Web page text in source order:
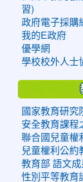
習)
政府電子採購
我的E政府
優學網
學校校外人士
國家教育研究
安全教育課程
聯合國兒童權
兒童權利公約
教育部 語文成
性別平等教育